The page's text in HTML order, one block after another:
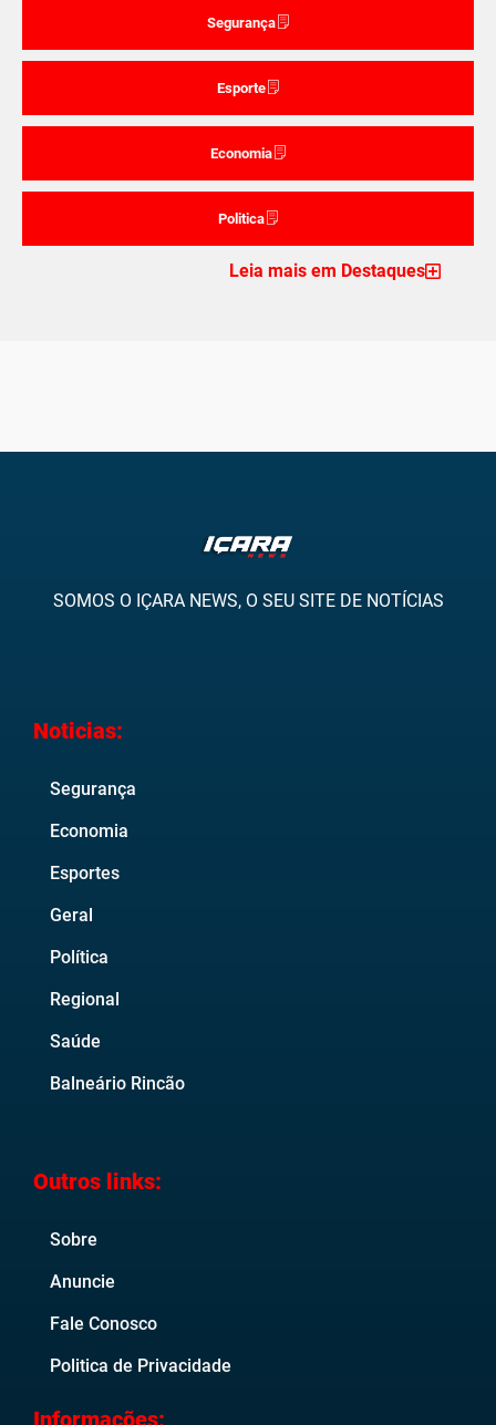
Segurança
Esporte
Economia
Politica
Leia mais em Destaques
SOMOS O IÇARA NEWS, O SEU SITE DE NOTÍCIAS
Noticias:
Segurança
Economia
Esportes
Geral
Política
Regional
Saúde
Balneário Rincão
Outros links:
Sobre
Anuncie
Fale Conosco
Politica de Privacidade
Informações: